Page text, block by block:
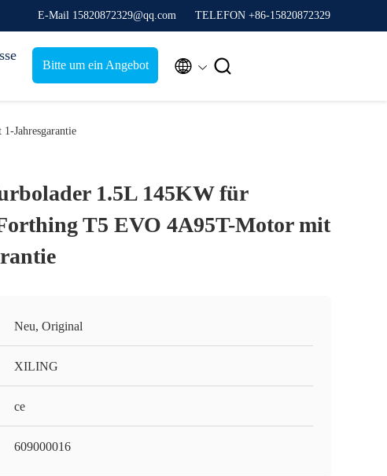
E-Mail 15820872329@qq.com TELEFON +86-15820872329
Bitte um ein Angebot  
Jahresgarantie
1.5L 145KW für
T5 EVO 4A95T-Motor mit
Neu, Original
XILING
ce
​609000016